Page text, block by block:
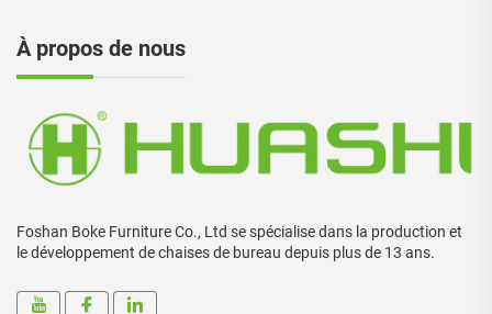
À propos de nous
Foshan Boke Furniture Co., Ltd se spécialise dans la production et
le développement de chaises de bureau depuis plus de 13 ans.